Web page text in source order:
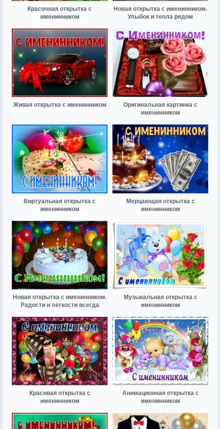
Красочная открытка с
именинником
Новая открытка с именинником.
Улыбок и тепла рядом
Живая открытка с именинником
Оригинальная картинка с
именинником
Виртуальная открытка с
именинником
Мерцающая открытка с
именинником
Новая открытка с именинником.
Радости и лёгкости всегда
Музыкальная открытка с
именинником
Красивая открытка с
именинником
Анимационная открытка с
именинником